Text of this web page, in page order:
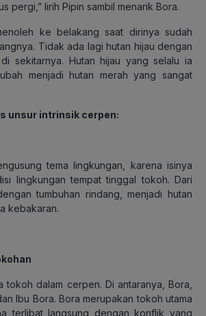
pergi,” lirih Pipin sambil menarik Bora.
ke belakang saat dirinya sudah
Tidak ada lagi hutan hijau dengan
sekitarnya. Hutan hijau yang selalu ia
menjadi hutan merah yang sangat
unsur intrinsik cerpen:
tema lingkungan, karena isinya
lingkungan tempat tinggal tokoh. Dari
tumbuhan rindang, menjadi hutan
kebakaran.
tokoh dalam cerpen. Di antaranya, Bora,
Ibu Bora. Bora merupakan tokoh utama
terlibat langsung dengan konflik yang